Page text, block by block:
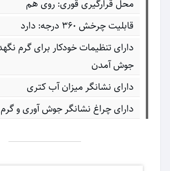
محل قرارگیری قوری: روی هم
قابلیت چرخش ۳۶۰ درجه: دارد
دارای تنظیمات خودکار برای گرم
جوش آمدن
دارای نشانگر میزان آب کتری
دارای چراغ نشانگر جوش آوری و